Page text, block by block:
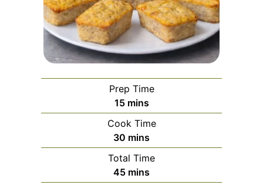
Prep Time
15minutes
mins
Cook Time
30 minutes
mins
Total Time
45minutes
mins